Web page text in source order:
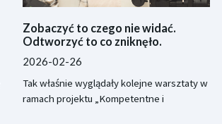
Zobaczyć to czego nie widać.
Odtworzyć to co zniknęło.
2026-02-26
Tak właśnie wyglądały kolejne warsztaty w
ramach projektu „Kompetentne i